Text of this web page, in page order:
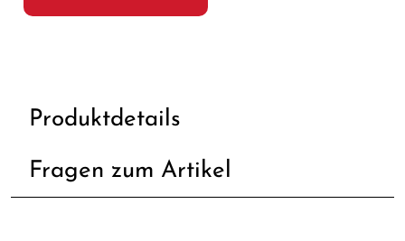
Produktdetails
Fragen zum Artikel